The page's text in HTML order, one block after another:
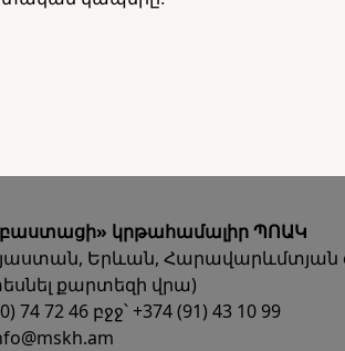
կրթահամալիր ՊՈԱԿ
Երևան, Հարավարևմտյան
քարտեզի վրա)
74 72 46 բջջ՝ +374 (91) 43 10 99